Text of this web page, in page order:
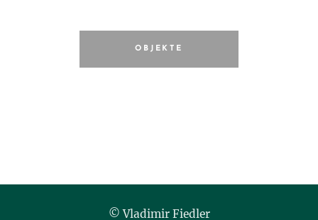
OBJEKTE
© Vladimir Fiedler